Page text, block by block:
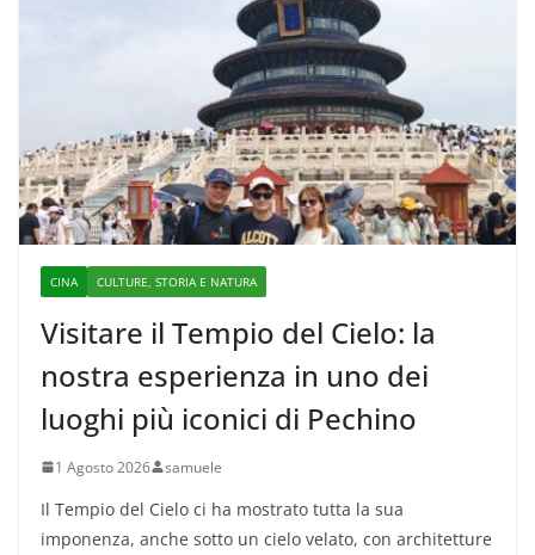
CINA CULTURE, STORIA E NATURA
Visitare il Tempio del Cielo: la
nostra esperienza in uno dei
luoghi più iconici di Pechino
1 Agosto 2026 samuele
Il Tempio del Cielo ci ha mostrato tutta la sua
imponenza, anche sotto un cielo velato, con architetture